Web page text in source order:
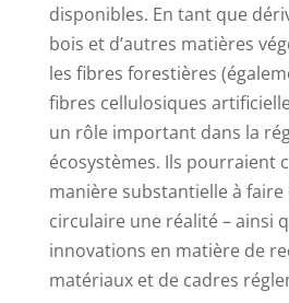
disponibles. En tant que
bois et d’autres matières
les fibres forestières
fibres cellulosiques
un rôle important dans la
écosystèmes. Ils pourraient
manière substantielle à faire
circulaire une réalité – ainsi
innovations en matière de
matériaux et de cadres